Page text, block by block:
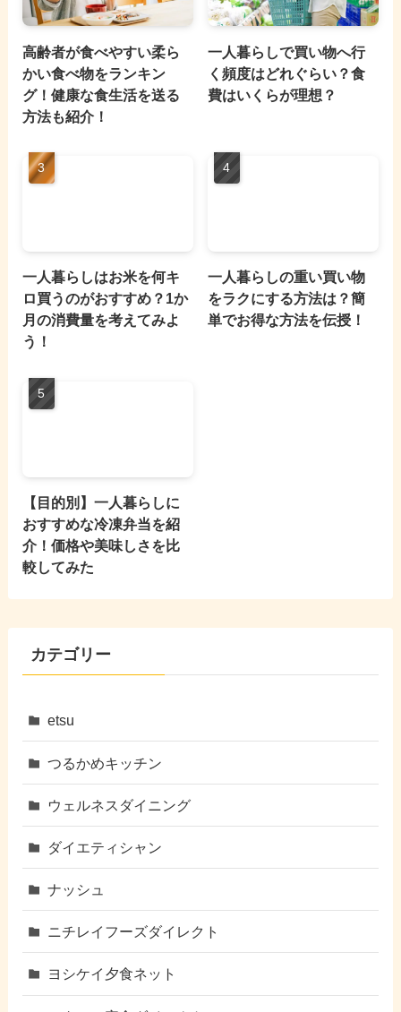
高齢者が食べやすい柔ら
かい食べ物をランキン
グ！健康な食生活を送る
方法も紹介！
一人暮らしで買い物へ行
く頻度はどれぐらい？食
費はいくらが理想？
一人暮らしはお米を何キ
ロ買うのがおすすめ？1か
月の消費量を考えてみよ
う！
一人暮らしの重い買い物
をラクにする方法は？簡
単でお得な方法を伝授！
【目的別】一人暮らしに
おすすめな冷凍弁当を紹
介！価格や美味しさを比
較してみた
カテゴリー
etsu
つるかめキッチン
ウェルネスダイニング
ダイエティシャン
ナッシュ
ニチレイフーズダイレクト
ヨシケイ夕食ネット